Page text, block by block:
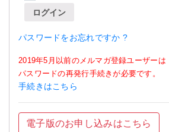
ログイン
パスワードをお忘れですか ?
2019年5月以前のメルマガ登録ユーザーは
パスワードの再発行手続きが必要です。
手続きはこちら
電子版のお申し込みはこちら